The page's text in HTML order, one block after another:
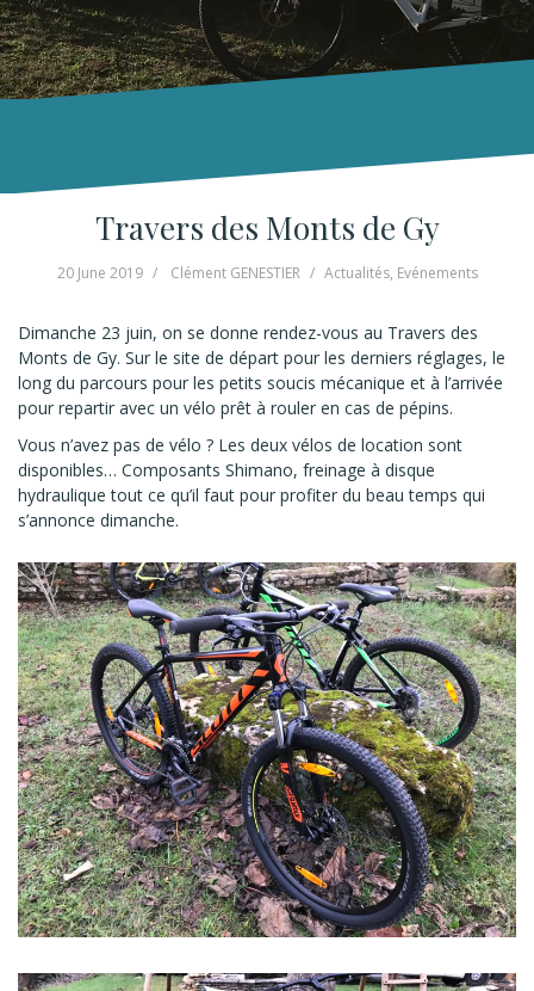
Travers des Monts de Gy
20 June 2019 Clément GENESTIER Actualités, Evénements
Dimanche 23 juin, on se donne rendez-vous au Travers des
Monts de Gy. Sur le site de départ pour les derniers réglages, le
long du parcours pour les petits soucis mécanique et à l’arrivée
pour repartir avec un vélo prêt à rouler en cas de pépins.
Vous n’avez pas de vélo ? Les deux vélos de location sont
disponibles… Composants Shimano, freinage à disque
hydraulique tout ce qu’il faut pour profiter du beau temps qui
s’annonce dimanche.